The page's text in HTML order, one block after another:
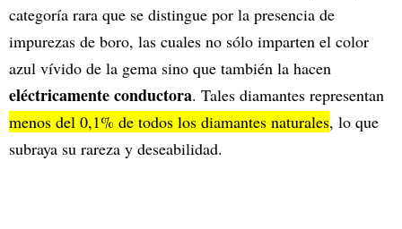
categoría rara que se distingue por la presencia de
impurezas de boro, las cuales no sólo imparten el color
azul vívido de la gema sino que también la hacen
eléctricamente conductora. Tales diamantes representan
menos del 0,1% de todos los diamantes naturales, lo que
subraya su rareza y deseabilidad.